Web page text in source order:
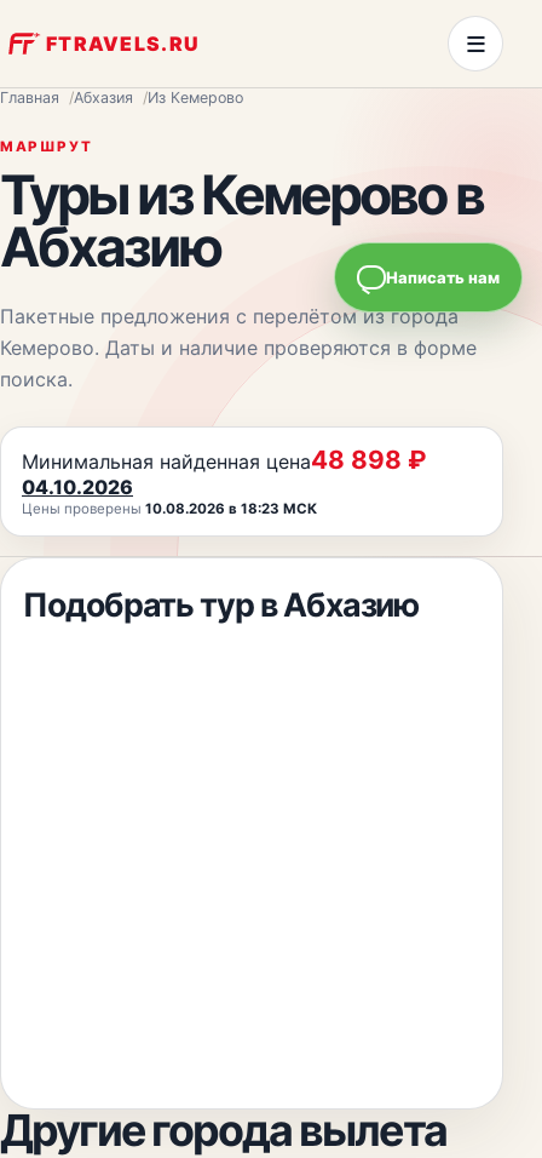
FTRAVELS.RU ≡
Главная Абхазия Из Кемерово
МАРШРУТ
Туры изКемеровов
Абхазию
Пакетные предложения с перелётом из города
Кемерово. Даты и наличие проверяются в форме
поиска.
Минимальная найденная цена48 898 ₽
04.10.2026
Цены проверены 10.08.2026 в 18:23 МСК
Подобрать турв Абхазию
Другие города вылета
Написать нам